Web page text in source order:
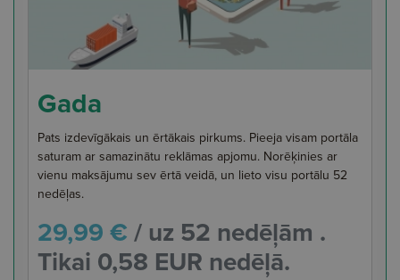
Gada
Pats izdevīgākais un ērtākais pirkums. Pieeja visam portāla
saturam ar samazinātu reklāmas apjomu. Norēķinies ar
vienu maksājumu sev ērtā veidā, un lieto visu portālu 52
nedēļas.
29,99 € / uz 52 nedēļām .
Tikai 0,58 EUR nedēļā.